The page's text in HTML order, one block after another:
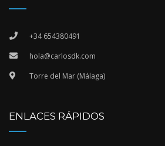
+34 654380491
hola@carlosdk.com
Torre del Mar (Málaga)
ENLACES RÁPIDOS